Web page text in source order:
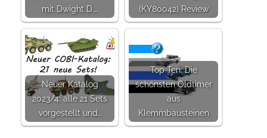
mit Dwight D.…
(KY80042) Review
Neuer Katalog
2023/4: alle 21 Sets
vorgestellt und…
Top Ten: Die
schönsten Oldtimer
aus
Klemmbausteinen